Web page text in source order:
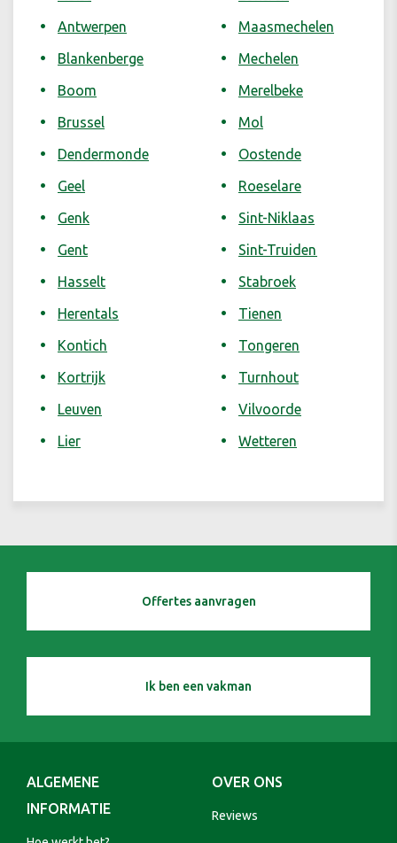
Antwerpen
Blankenberge
Boom
Brussel
Dendermonde
Geel
Genk
Gent
Hasselt
Herentals
Kontich
Kortrijk
Leuven
Lier
Maasmechelen
Mechelen
Merelbeke
Mol
Oostende
Roeselare
Sint-Niklaas
Sint-Truiden
Stabroek
Tienen
Tongeren
Turnhout
Vilvoorde
Wetteren
Offertes aanvragen
Ik ben een vakman
ALGEMENE
INFORMATIE
OVER ONS
Reviews